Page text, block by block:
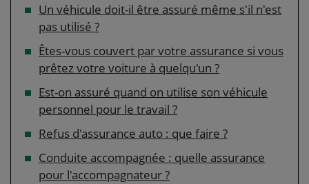
Un véhicule doit-il être assuré même s'il n'est
pas utilisé ?
Êtes-vous couvert par votre assurance si vous
prêtez votre voiture à quelqu'un ?
Est-on assuré quand on utilise son véhicule
personnel pour le travail ?
Refus d'assurance auto : que faire ?
Conduite accompagnée : quelle assurance
pour l'accompagnateur ?